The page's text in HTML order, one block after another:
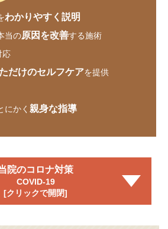
わかりやすく説明
当の原因を改善する施術
応
だけのセルフケアを提供
にかく 親身な指導
院のコロナ対策
COVID-19
[クリックで開閉]